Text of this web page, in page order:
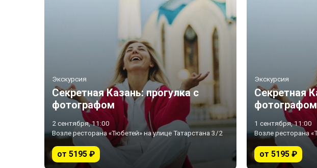
Экскурсия
Секретная Казань: прогулка с
фотографом
2 сентября, 11:00
Возле ресторана «Тюбетей» на улице Татарстана 3/2
от 5195 ₽
Экскурсия
Секретная
фотографом
1 сентября, 11:00
Возле ресторана
от 5195 ₽